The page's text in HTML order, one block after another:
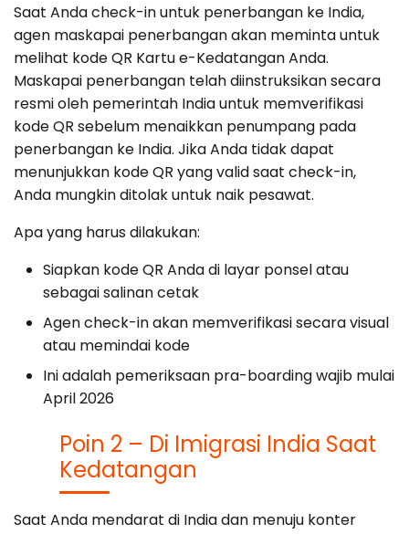
Saat Anda check-in untuk penerbangan ke India,
agen maskapai penerbangan akan meminta untuk
melihat kode QR Kartu e-Kedatangan Anda.
Maskapai penerbangan telah diinstruksikan secara
resmi oleh pemerintah India untuk memverifikasi
kode QR sebelum menaikkan penumpang pada
penerbangan ke India. Jika Anda tidak dapat
menunjukkan kode QR yang valid saat check-in,
Anda mungkin ditolak untuk naik pesawat.
Apa yang harus dilakukan:
Siapkan kode QR Anda di layar ponsel atau
sebagai salinan cetak
Agen check-in akan memverifikasi secara visual
atau memindai kode
Ini adalah pemeriksaan pra-boarding wajib mulai
April 2026
Poin 2 – Di Imigrasi India Saat
Kedatangan
Saat Anda mendarat di India dan menuju konter